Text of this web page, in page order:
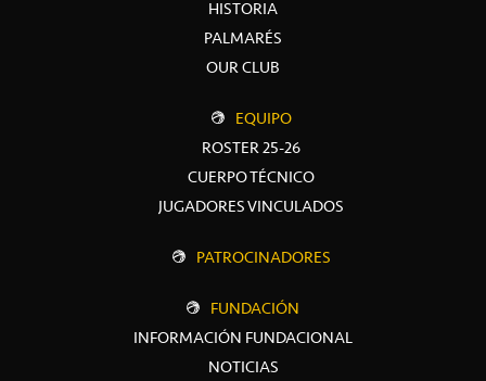
HISTORIA
PALMARÉS
OUR CLUB
EQUIPO
ROSTER 25-26
CUERPO TÉCNICO
JUGADORES VINCULADOS
PATROCINADORES
FUNDACIÓN
INFORMACIÓN FUNDACIONAL
NOTICIAS